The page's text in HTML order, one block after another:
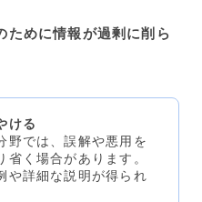
ために情報が過剰に削ら
ける
野では、誤解や悪用を
く場合があります。
や詳細な説明が得られ